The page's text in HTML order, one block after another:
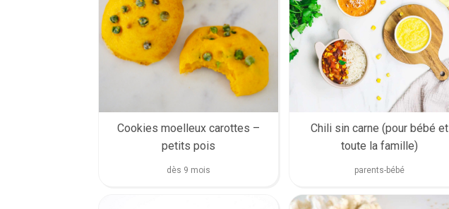
Cookies moelleux carottes –
petits pois
dès 9 mois
Chili sin carne (pour bébé et
toute la famille)
parents-bébé